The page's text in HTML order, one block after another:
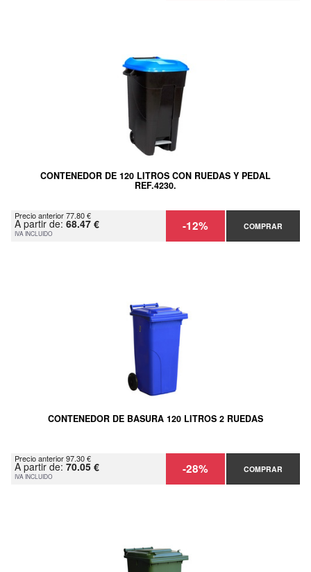
CONTENEDOR DE 120 LITROS CON RUEDAS Y PEDAL
REF.4230.
Precio anterior 77.80 €
A partir de: 68.47 €
IVA INCLUIDO -12% COMPRAR
CONTENEDOR DE BASURA 120 LITROS 2 RUEDAS
Precio anterior 97.30 €
A partir de: 70.05 €
IVA INCLUIDO -28% COMPRAR